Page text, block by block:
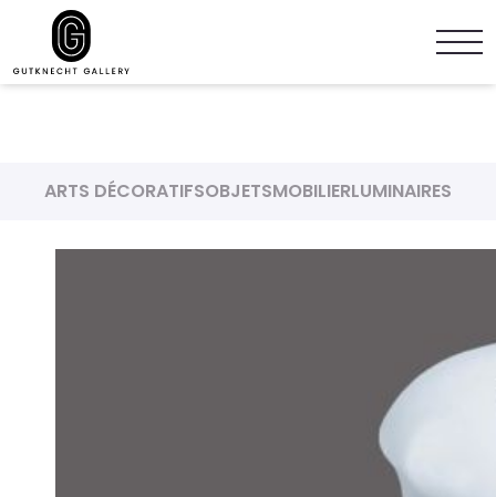
ARTS DÉCORATIFSOBJETSMOBILIERLUMINAIRES